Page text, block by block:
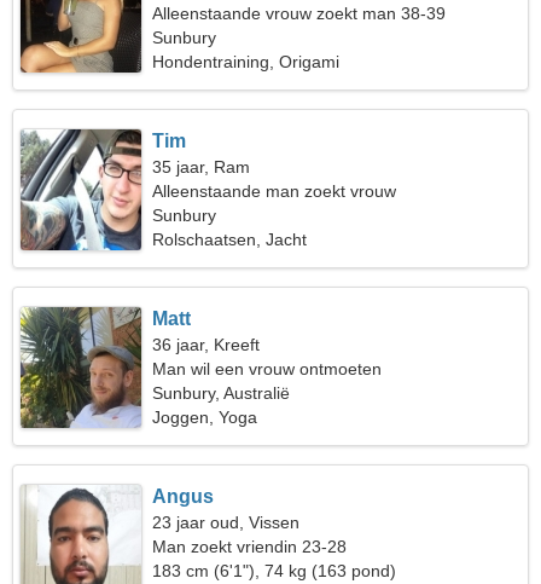
Alleenstaande vrouw zoekt man 38-39
Sunbury
Hondentraining, Origami
Tim
35 jaar, Ram
Alleenstaande man zoekt vrouw
Sunbury
Rolschaatsen, Jacht
Matt
36 jaar, Kreeft
Man wil een vrouw ontmoeten
Sunbury, Australië
Joggen, Yoga
Angus
23 jaar oud, Vissen
Man zoekt vriendin 23-28
183 cm (6'1"), 74 kg (163 pond)